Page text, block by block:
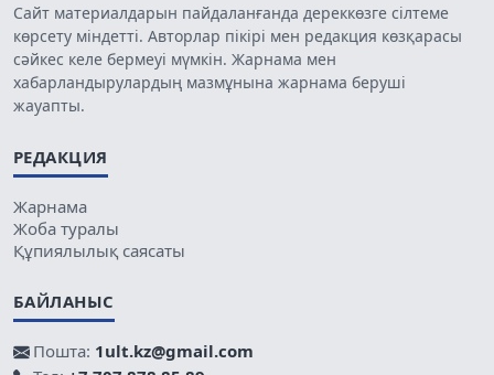
Сайт материалдарын пайдаланғанда дереккөзге сілтеме
көрсету міндетті. Авторлар пікірі мен редакция көзқарасы
сәйкес келе бермеуі мүмкін. Жарнама мен
хабарландырулардың мазмұнына жарнама беруші
жауапты.
РЕДАКЦИЯ
Жарнама
Жоба туралы
Құпиялылық саясаты
БАЙЛАНЫС
Пошта: 1ult.kz@gmail.com